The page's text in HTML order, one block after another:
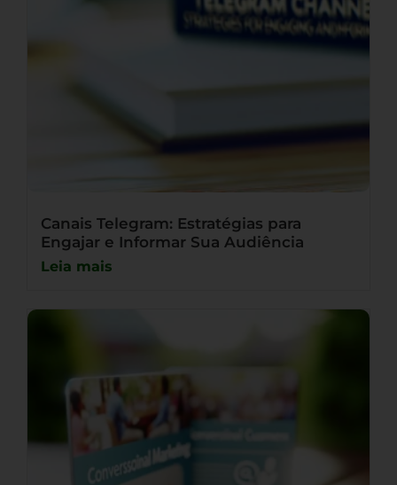
Canais Telegram: Estratégias para
Engajar e Informar Sua Audiência
Leia mais